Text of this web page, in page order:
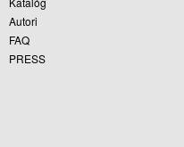
Autori
FAQ
PRESS